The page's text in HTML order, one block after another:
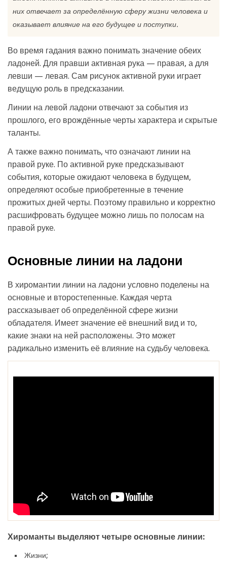
них отвечает за определённую сферу жизни человека и
оказывает влияние на его будущее и поступки.
Во время гадания важно понимать значение обеих
ладоней. Для правши активная рука — правая, а для
левши — левая. Сам рисунок активной руки играет
ведущую роль в предсказании.
Линии на левой ладони отвечают за события из
прошлого, его врождённые черты характера и скрытые
таланты.
А также важно понимать, что означают линии на
правой руке. По активной руке предсказывают
события, которые ожидают человека в будущем,
определяют особые приобретенные в течение
прожитых дней черты. Поэтому правильно и корректно
расшифровать будущее можно лишь по полосам на
правой руке.
Основные линии на ладони
В хиромантии линии на ладони условно поделены на
основные и второстепенные. Каждая черта
рассказывает об определённой сфере жизни
обладателя. Имеет значение её внешний вид и то,
какие знаки на ней расположены. Это может
радикально изменить её влияние на судьбу человека.
Хироманты выделяют четыре основные линии:
Жизни;